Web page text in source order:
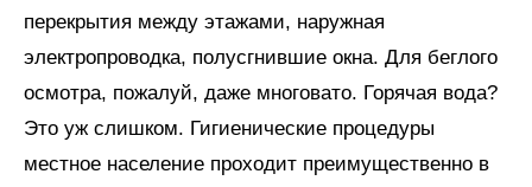
перекрытия между этажами, наружная
электропроводка, полусгнившие окна. Для беглого
осмотра, пожалуй, даже многовато. Горячая вода?
Это уж слишком. Гигиенические процедуры
местное население проходит преимущественно в